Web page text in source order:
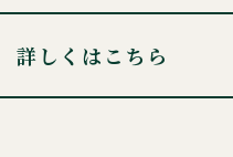
詳しくはこちら